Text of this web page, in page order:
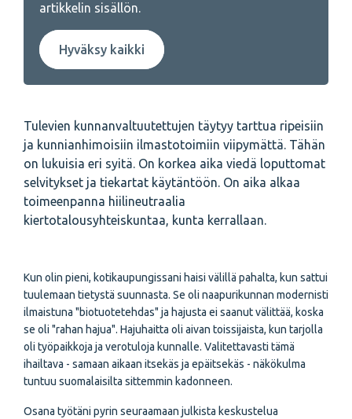
artikkelin sisällön.
Hyväksy kaikki
Tulevien kunnanvaltuutettujen täytyy tarttua ripeisiin
ja kunnianhimoisiin ilmastotoimiin viipymättä. Tähän
on lukuisia eri syitä. On korkea aika viedä loputtomat
selvitykset ja tiekartat käytäntöön. On aika alkaa
toimeenpanna hiilineutraalia
kiertotalousyhteiskuntaa, kunta kerrallaan.
Kun olin pieni, kotikaupungissani haisi välillä pahalta, kun sattui
tuulemaan tietystä suunnasta. Se oli naapurikunnan modernisti
ilmaistuna "biotuotetehdas" ja hajusta ei saanut välittää, koska
se oli "rahan hajua". Hajuhaitta oli aivan toissijaista, kun tarjolla
oli työpaikkoja ja verotuloja kunnalle. Valitettavasti tämä
ihailtava - samaan aikaan itsekäs ja epäitsekäs - näkökulma
tuntuu suomalaisilta sittemmin kadonneen.
Osana työtäni pyrin seuraamaan julkista keskustelua